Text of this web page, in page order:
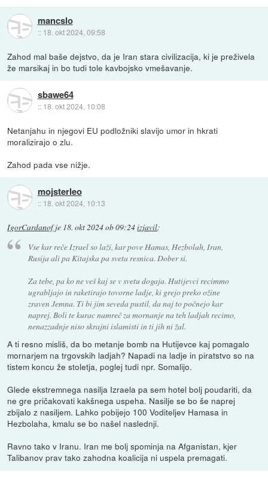
mancslo
:: 18. okt 2024, 09:58
Zahod mal baše dejstvo, da je Iran stara civilizacija, ki je preživela
že marsikaj in bo tudi tole kavbojsko vmešavanje.
sbawe64
:: 18. okt 2024, 10:08
Netanjahu in njegovi EU podložniki slavijo umor in hkrati
moralizirajo o zlu.
Zahod pada vse nižje.
mojsterleo
:: 18. okt 2024, 10:13
IgorCardanofje 18. okt 2024 ob 09:24izjavil:
Vse kar reče Izrael so laži, kar pove Hamas, Hezbolah, Iran,
Rusija ali pa Kitajska pa sveta resnica. Dober si.
Za tebe, pa ko ne veš kaj se v svetu dogaja. Hutijevci recimmo
ugrabljajo in raketirajo tovorne ladje, ki grejo preko ožine
zraven Jemna. Ti bi jim seveda pustil, da naj to počnejo kar
naprej. Boli te kurac namreč za mornanje na teh ladjah recimo,
nenazzadnje niso skrajni islamisti in ti jih ni žal.
A ti resno misliš, da bo metanje bomb na Hutijevce kaj pomagalo
mornarjem na trgovskih ladjah? Napadi na ladje in piratstvo so na
tistem koncu že stoletja, poglej tudi npr. Somalijo.
Glede ekstremnega nasilja Izraela pa sem hotel bolj poudariti, da
ne gre pričakovati kakšnega uspeha. Nasilje se bo še naprej
zbijalo z nasiljem. Lahko pobijejo 100 Voditeljev Hamasa in
Hezbolaha, kmalu se bo našel naslednji.
Ravno tako v Iranu. Iran me bolj spominja na Afganistan, kjer
Talibanov prav tako zahodna koalicija ni uspela premagati.